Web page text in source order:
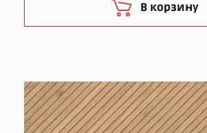
В корзину